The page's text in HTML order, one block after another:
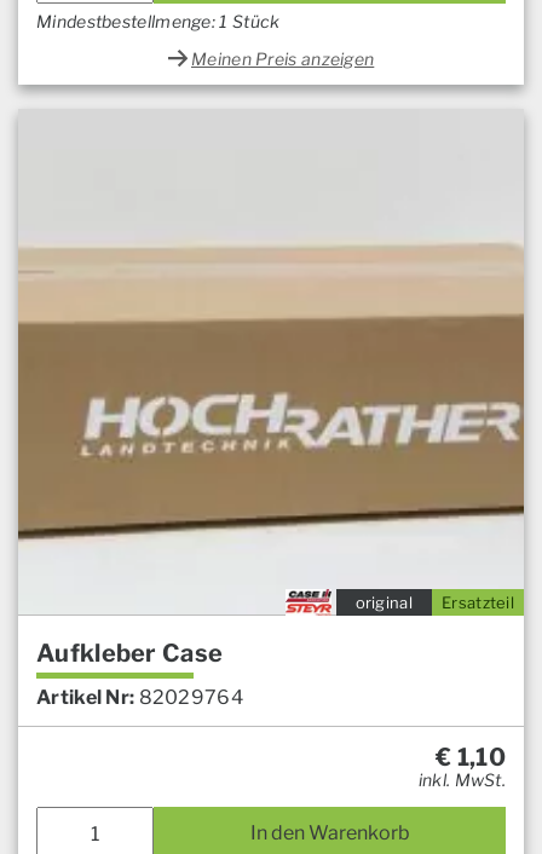
Mindestbestellmenge: 1 Stück
Meinen Preis anzeigen
Ersatzteil
original
Aufkleber Case
Artikel Nr: 82029764
€ 1,10
inkl. MwSt.
In den Warenkorb